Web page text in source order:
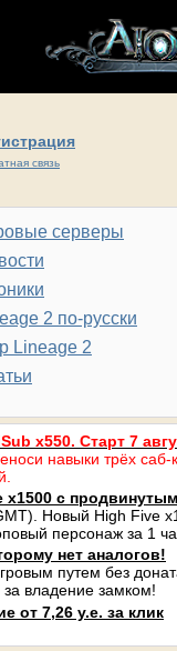
связь
серверы
2 по-русски
Lineage 2
x550. Старт 7
навыки трёх саб-
x1500 с
Новый High Five
персонаж за 1
нет аналогов!
путем без
владение замком!
от 7,26 у.е. за клик